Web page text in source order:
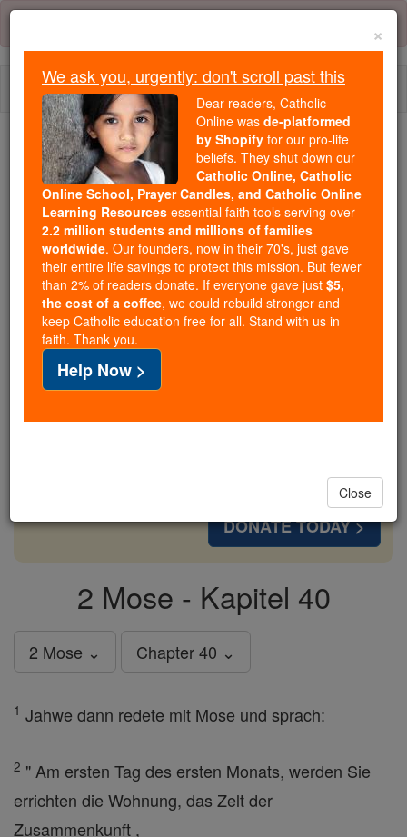
Skip
content
Because of You, 2.2 Million
Students Are Being Formed in the
Faith
Because of generous supporters like you,
Catholic Online School has already delivered
free, faithful Catholic education to over 2.2
million students across 193 countries. In an age
of noise and algorithms, you are helping form
souls with truth, prayer, Scripture, and Christ.
If everyone who reads this gave just $5 — the
free for all. Be Courageous. Be Catholic. Stand
DONATE TODAY >
2 Mose - Kapitel 40
2 Mose ⌄ Chapter 40 ⌄
1 Jahwe dann redete mit Mose und sprach:
2 " Am ersten Tag des ersten Monats, werden Sie
errichten die Wohnung, das Zelt der
Zusammenkunft ,
×
We ask you, urgently: don't scroll past this
Dear readers, Catholic
Online was de-platformed
by Shopify for our pro-life
beliefs. They shut down our
Catholic Online, Catholic
Online School, Prayer Candles, and Catholic Online
Learning Resources essential faith tools serving over
2.2 million students and millions of families
worldwide. Our founders, now in their 70's, just gave
their entire life savings to protect this mission. But fewer
than 2% of readers donate. If everyone gave just $5,
the cost of a coffee, we could rebuild stronger and
keep Catholic education free for all. Stand with us in
faith. Thank you.
Help Now >
Close